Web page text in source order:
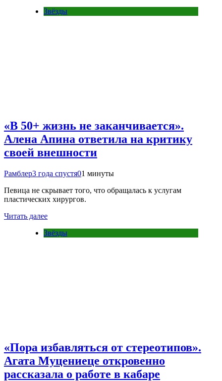
Звёзды
«В 50+ жизнь не заканчивается».
Алена Апина ответила на критику
своей внешности
Рамблер3 года спустя01 минуты
Певица не скрывает того, что обращалась к услугам
пластических хирургов.
Читать далее
Звёзды
«Пора избавляться от стереотипов».
Агата Муцениеце откровенно
рассказала о работе в кабаре